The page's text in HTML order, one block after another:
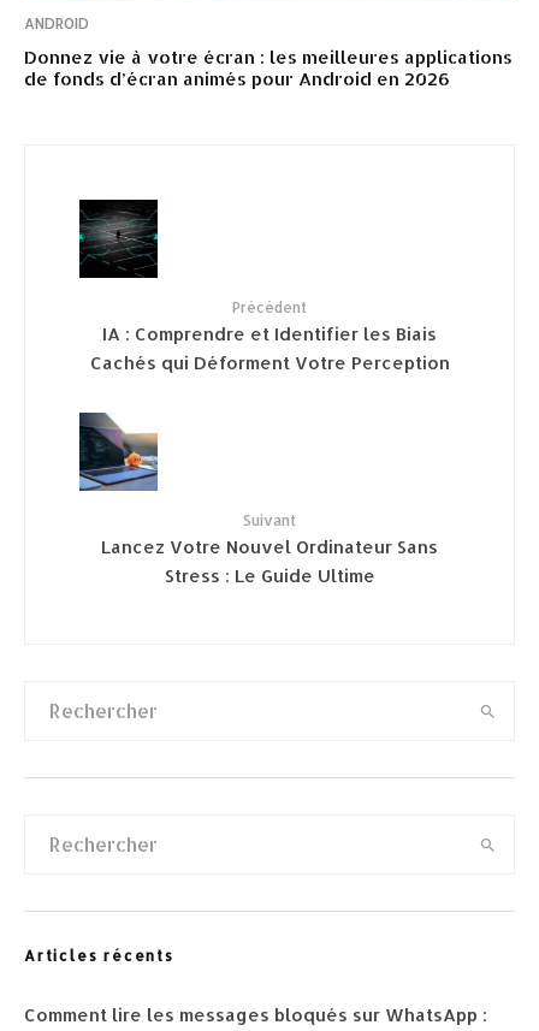
ANDROID
Donnez vie à votre écran : les meilleures applications
de fonds d’écran animés pour Android en 2026
Précédent
IA : Comprendre et Identifier les Biais
Cachés qui Déforment Votre Perception
Suivant
Lancez Votre Nouvel Ordinateur Sans
Stress : Le Guide Ultime
Articles récents
Comment lire les messages bloqués sur WhatsApp :